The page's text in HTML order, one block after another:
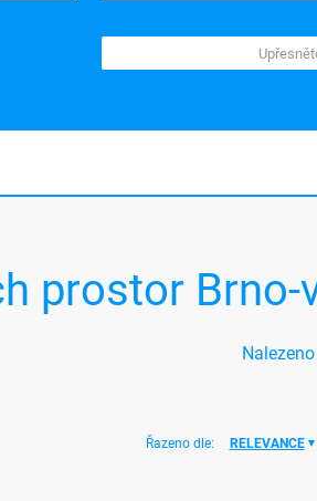
prostor Brno-
Nalezeno
Řazeno dle: RELEVANCE